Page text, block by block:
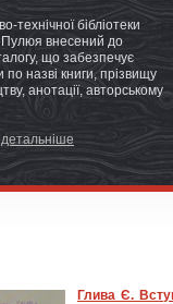
технічної бібліотеки
Пулюя внесений до
що забезпечує
по назві книги, прізвищу
анотації, авторському
Глива Є.